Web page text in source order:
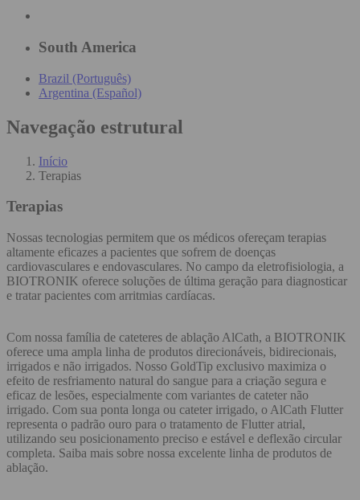
South America
Brazil (Português)
Argentina (Español)
Navegação estrutural
Início
Terapias
Terapias
Nossas tecnologias permitem que os médicos ofereçam terapias
altamente eficazes a pacientes que sofrem de doenças
cardiovasculares e endovasculares. No campo da eletrofisiologia, a
BIOTRONIK oferece soluções de última geração para diagnosticar
e tratar pacientes com arritmias cardíacas.
Com nossa família de cateteres de ablação AlCath, a BIOTRONIK
oferece uma ampla linha de produtos direcionáveis, bidirecionais,
irrigados e não irrigados. Nosso GoldTip exclusivo maximiza o
efeito de resfriamento natural do sangue para a criação segura e
eficaz de lesões, especialmente com variantes de cateter não
irrigado. Com sua ponta longa ou cateter irrigado, o AlCath Flutter
representa o padrão ouro para o tratamento de Flutter atrial,
utilizando seu posicionamento preciso e estável e deflexão circular
completa. Saiba mais sobre nossa excelente linha de produtos de
ablação.